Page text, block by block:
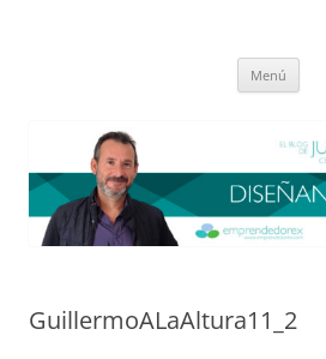
Menú
GuillermoALaAltura11_2